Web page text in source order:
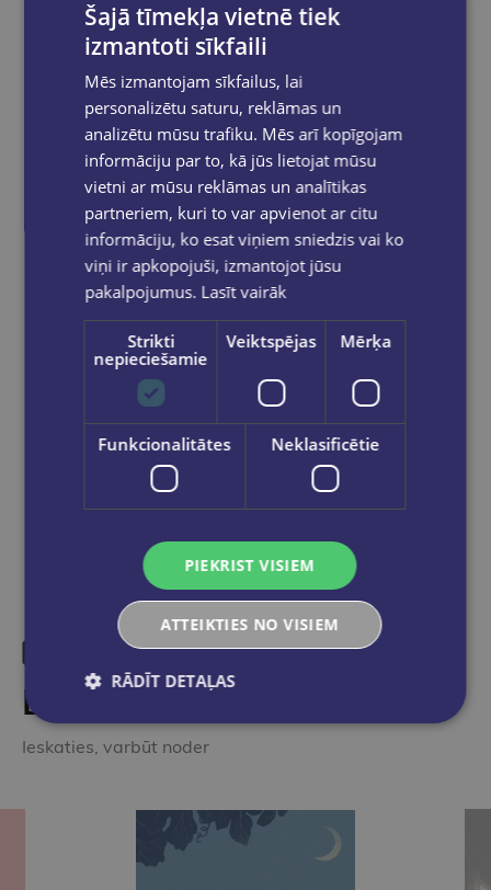
Reģistrējies un saņem 10% atlaidi pilnas
cenas precēm.
Pasūtījumu apstrāde notiek darba dienās.
Apmaksātie pasūtījumi tiekapstrādāti un
Bezmaksas piegādeuz OMNIVA
pakomātiem Latvijā
pasūtījumiem no €40.00.
Bezmaksas piegāde jebkurā GLOBUSS
grāmatnīcā 1-5 darba dienu laikā, kad
e-pastu un/ vai SMS.
Dalies sociālajos tīklos:
Līdzīgas preces
Ieskaties, varbūt noder
Šajā tīmekļa vietnē tiek
izmantoti sīkfaili
Mēs izmantojam sīkfailus, lai
personalizētu saturu, reklāmas un
analizētu mūsu trafiku. Mēs arī kopīgojam
informāciju par to, kā jūs lietojat mūsu
vietni ar mūsu reklāmas un analītikas
partneriem, kuri to var apvienot ar citu
informāciju, ko esat viņiem sniedzis vai ko
viņi ir apkopojuši, izmantojot jūsu
pakalpojumus. Lasīt vairāk
Strikti
nepieciešamie
Veiktspējas Mērķa
Funkcionalitātes Neklasificētie
PIEKRIST VISIEM
ATTEIKTIES NO VISIEM
RĀDĪT DETAĻAS